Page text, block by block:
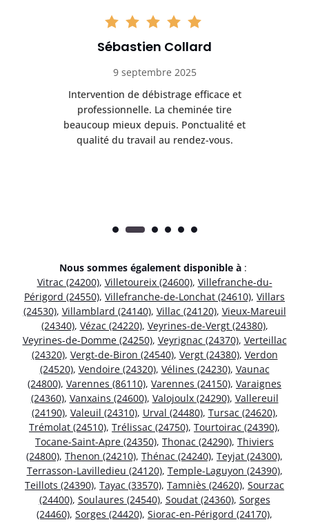
Sébastien Collard
9 septembre 2025
Intervention de débistrage efficace et
professionnelle. La cheminée tire
beaucoup mieux depuis. Ponctualité et
qualité du travail au rendez-vous.
Nous sommes également disponible à :
Vitrac (24200), Villetoureix (24600), Villefranche-du-
Périgord (24550), Villefranche-de-Lonchat (24610), Villars
(24530), Villamblard (24140), Villac (24120), Vieux-Mareuil
(24340), Vézac (24220), Veyrines-de-Vergt (24380),
Veyrines-de-Domme (24250), Veyrignac (24370), Verteillac
(24320), Vergt-de-Biron (24540), Vergt (24380), Verdon
(24520), Vendoire (24320), Vélines (24230), Vaunac
(24800), Varennes (86110), Varennes (24150), Varaignes
(24360), Vanxains (24600), Valojoulx (24290), Vallereuil
(24190), Valeuil (24310), Urval (24480), Tursac (24620),
Trémolat (24510), Trélissac (24750), Tourtoirac (24390),
Tocane-Saint-Apre (24350), Thonac (24290), Thiviers
(24800), Thenon (24210), Thénac (24240), Teyjat (24300),
Terrasson-Lavilledieu (24120), Temple-Laguyon (24390),
Teillots (24390), Tayac (33570), Tamniès (24620), Sourzac
(24400), Soulaures (24540), Soudat (24360), Sorges
(24460), Sorges (24420), Siorac-en-Périgord (24170),